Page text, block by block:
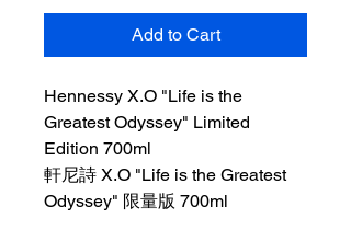
Add to Cart
Hennessy X.O "Life is the
Greatest Odyssey" Limited
Edition 700ml
軒尼詩 X.O "Life is the Greatest
Odyssey" 限量版 700ml